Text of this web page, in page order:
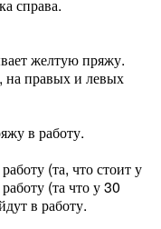
справа.
желтую пряжу.
на правых и левых
в работу.
(та, что стоит у
(та что у 30
в работу.